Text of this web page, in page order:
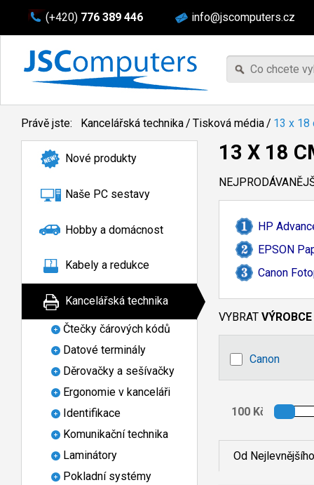
(+420) 776 389 446 info@jscomputers.cz
Právě jste: Kancelářská technika/ Tisková média/ 13 x 18
Nové produkty
Naše PC sestavy
Hobby a domácnost
Kabely a redukce
Kancelářská technika
Čtečky čárových kódů
Datové terminály
Děrovačky a sešívačky
Ergonomie v kanceláři
Identifikace
Komunikační technika
Laminátory
Pokladní systémy
13 X 18
HP
EPSON
Canon
VYBRAT VÝROBCE
Canon
Od Nejlevnějšího